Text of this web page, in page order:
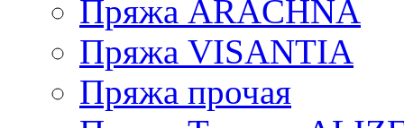
Пряжа ARACHNA
Пряжа VISANTIA
Пряжа прочая